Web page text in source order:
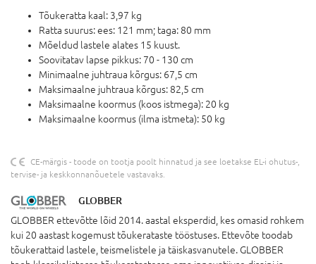
Tõukeratta kaal: 3,97 kg
Ratta suurus: ees: 121 mm; taga: 80 mm
Mõeldud lastele alates 15 kuust.
Soovitatav lapse pikkus: 70 - 130 cm
Minimaalne juhtraua kõrgus: 67,5 cm
Maksimaalne juhtraua kõrgus: 82,5 cm
Maksimaalne koormus (koos istmega): 20 kg
Maksimaalne koormus (ilma istmeta): 50 kg
CE-märgis - toode on tootja poolt hinnatud ja see loetakse EL-i ohutus-,
tervise- ja keskkonnanõuetele vastavaks.
GLOBBER
GLOBBER ettevõtte lõid 2014. aastal eksperdid, kes omasid rohkem
kui 20 aastast kogemust tõukerataste tööstuses. Ettevõte toodab
tõukerattaid lastele, teismelistele ja täiskasvanutele. GLOBBER